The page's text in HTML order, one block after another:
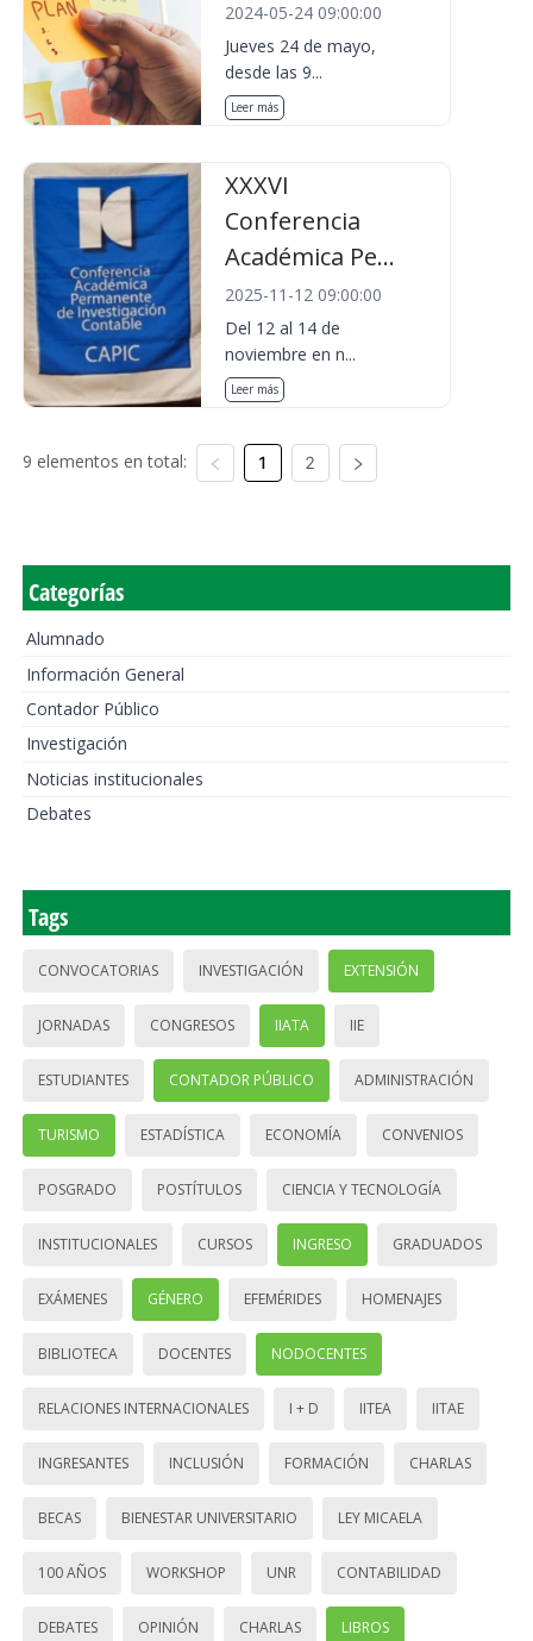
2024-05-24 09:00:00
Jueves 24 de mayo,
desde las 9...
Leer más
XXXVI
Conferencia
Académica Pe...
2025-11-12 09:00:00
Del 12 al 14 de
noviembre en n...
Leer más
9 elementos en total: 1 2
Categorías
Alumnado
Información General
Contador Público
Investigación
Noticias institucionales
Debates
Tags
CONVOCATORIAS INVESTIGACIÓN EXTENSIÓN
JORNADAS CONGRESOS IIATA IIE
ESTUDIANTES CONTADOR PÚBLICO ADMINISTRACIÓN
TURISMO ESTADÍSTICA ECONOMÍA CONVENIOS
POSGRADO POSTÍTULOS CIENCIA Y TECNOLOGÍA
INSTITUCIONALES CURSOS INGRESO GRADUADOS
EXÁMENES GÉNERO EFEMÉRIDES HOMENAJES
BIBLIOTECA DOCENTES NODOCENTES
RELACIONES INTERNACIONALES I + D IITEA IITAE
INGRESANTES INCLUSIÓN FORMACIÓN CHARLAS
BECAS BIENESTAR UNIVERSITARIO LEY MICAELA
100 AÑOS WORKSHOP UNR CONTABILIDAD
DEBATES OPINIÓN CHARLAS LIBROS